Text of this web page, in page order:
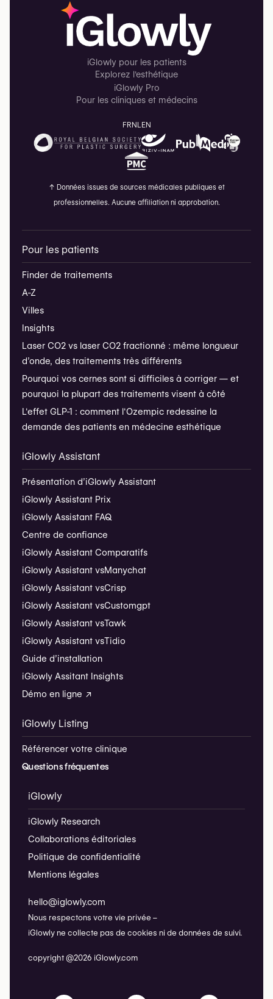
iGlowly pour les patients
Explorez l'esthétique
iGlowly Pro
Pour les cliniques et médecins
FRNLEN
↑ Données issues de sources médicales publiques et
professionnelles. Aucune affiliation ni approbation.
Pour les patients
Finder de traitements
A-Z
Villes
Insights
Laser CO2 vs laser CO2 fractionné : même longueur
d’onde, des traitements très différents
Pourquoi vos cernes sont si difficiles à corriger — et
pourquoi la plupart des traitements visent à côté
L'effet GLP-1 : comment l'Ozempic redessine la
demande des patients en médecine esthétique
iGlowly Assistant
Présentation d’iGlowly Assistant
iGlowly Assistant Prix
iGlowly Assistant FAQ
Centre de confiance
iGlowly Assistant Comparatifs
iGlowly Assistant vsManychat
iGlowly Assistant vsCrisp
iGlowly Assistant vsCustomgpt
iGlowly Assistant vsTawk
iGlowly Assistant vsTidio
Guide d’installation
iGlowly Assitant Insights
Démo en ligne ↗
iGlowly Listing
Référencer votre clinique
Questions fréquentes
iGlowly
iGlowly Research
Collaborations éditoriales
Politique de confidentialité
Mentions légales
hello@iglowly.com
Nous respectons votre vie privée –
iGlowly ne collecte pas de cookies ni de données de suivi.
copyright @2026 iGlowly.com